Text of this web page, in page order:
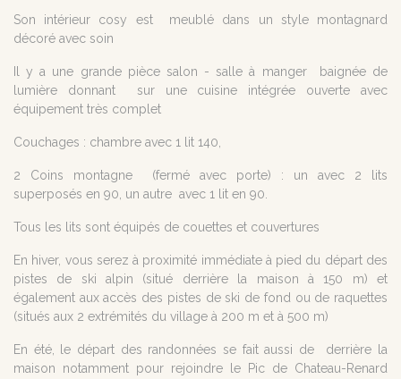
Son intérieur cosy est meublé dans un style montagnard
décoré avec soin
Il y a une grande pièce salon - salle à manger baignée de
lumière donnant sur une cuisine intégrée ouverte avec
équipement très complet
Couchages : chambre avec 1 lit 140,
2 Coins montagne (fermé avec porte) : un avec 2 lits
superposés en 90, un autre avec 1 lit en 90.
Tous les lits sont équipés de couettes et couvertures
En hiver, vous serez à proximité immédiate à pied du départ des
pistes de ski alpin (situé derrière la maison à 150 m) et
également aux accès des pistes de ski de fond ou de raquettes
(situés aux 2 extrémités du village à 200 m et à 500 m)
En été, le départ des randonnées se fait aussi de derrière la
maison notamment pour rejoindre le Pic de Chateau-Renard